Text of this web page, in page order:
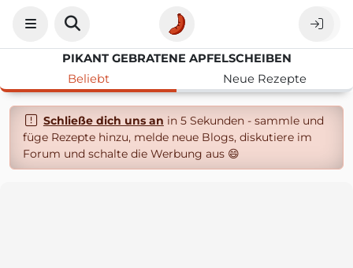
PIKANT GEBRATENE APFELSCHEIBEN
Beliebt
Neue Rezepte
Schließe dich uns an in 5 Sekunden - sammle und
füge Rezepte hinzu, melde neue Blogs, diskutiere im
Forum und schalte die Werbung aus 😄